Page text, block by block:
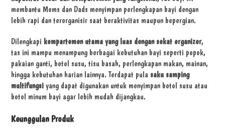
membantu Moms dan Dads menyimpan perlengkapan bayi dengan
lebih rapi dan terorganisir saat beraktivitas maupun bepergian.
Dilengkapi kompartemen utama yang luas dengan sekat organizer,
tas ini mampu menampung berbagai kebutuhan bayi seperti popok,
pakaian ganti, botol susu, tisu basah, perlengkapan makan, mainan,
hingga kebutuhan harian lainnya. Terdapat pulasaku samping
multifungsi yang dapat digunakan untuk menyimpan botol susu atau
botol minum bayi agar lebih mudah dijangkau.
Keunggulan Produk